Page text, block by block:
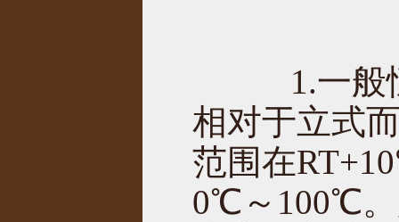
1.一般恒
相对于立式
范围在
0℃～100℃。